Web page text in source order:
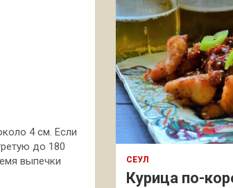
4 см. Если
до 180
выпечки
СЕУЛ
Курица по-